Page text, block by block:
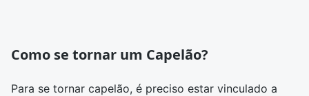
Como se tornar um Capelão?
Para se tornar capelão, é preciso estar vinculado a